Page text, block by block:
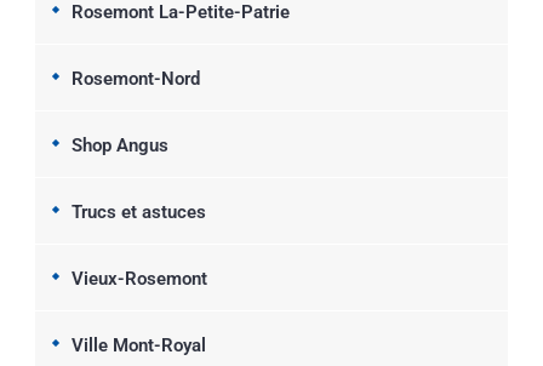
Rosemont La-Petite-Patrie
Rosemont-Nord
Shop Angus
Trucs et astuces
Vieux-Rosemont
Ville Mont-Royal